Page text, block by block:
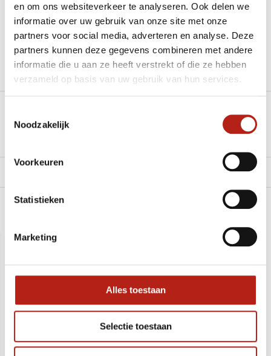
en om ons websiteverkeer te analyseren. Ook delen we
informatie over uw gebruik van onze site met onze
partners voor social media, adverteren en analyse. Deze
partners kunnen deze gegevens combineren met andere
informatie die u aan ze heeft verstrekt of die ze hebben
verzameld op basis van uw gebruik van hun services.
Noodzakelijk
Voorkeuren
Statistieken
Marketing
Alles toestaan
Selectie toestaan
Heb je een vraag over dit product?
Stel je vraag in de Chat voor een snel antwoord 24/7
Stel je vraag
Groot aantal nodig?
Klik hier om een offerte aan te vragen